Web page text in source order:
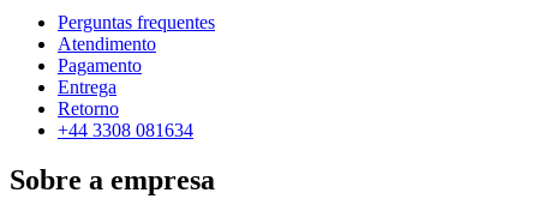
Perguntas frequentes
Atendimento
Pagamento
Entrega
Retorno
+44 3308 081634
Sobre a empresa